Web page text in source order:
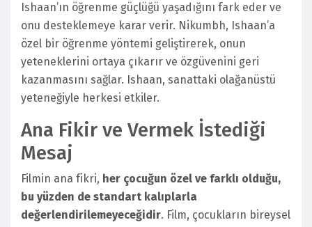
Ishaan’ın öğrenme güçlüğü yaşadığını fark eder ve
onu desteklemeye karar verir. Nikumbh, Ishaan’a
özel bir öğrenme yöntemi geliştirerek, onun
yeteneklerini ortaya çıkarır ve özgüvenini geri
kazanmasını sağlar. Ishaan, sanattaki olağanüstü
yeteneğiyle herkesi etkiler.
Ana Fikir ve Vermek İstediği
Mesaj
Filmin ana fikri, her çocuğun özel ve farklı olduğu,
bu yüzden de standart kalıplarla
değerlendirilemeyeceğidir. Film, çocukların bireysel